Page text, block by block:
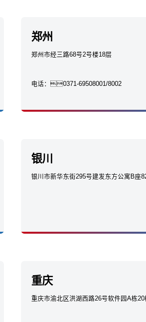
郑州
郑州市经三路68号2号楼18层
电话：0371-69508001/8002
银川
银川市新华东街295号建发东方公寓B座
重庆
重庆市渝北区洪湖西路26号软件园A栋20